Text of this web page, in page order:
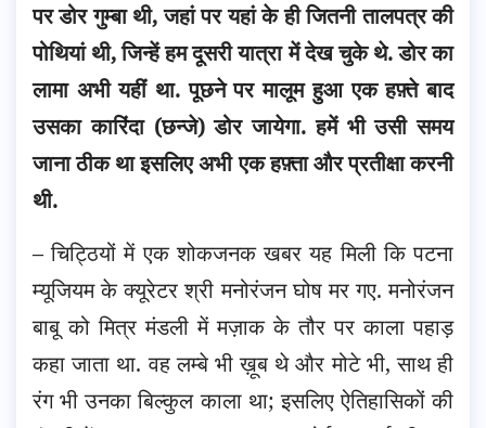
पर डोर गुम्बा थी, जहां पर यहां के ही जितनी तालपत्र की
पोथियां थी, जिन्हें हम दूसरी यात्रा में देख चुके थे. डोर का
लामा अभी यहीं था. पूछने पर मालूम हुआ एक हफ़्ते बाद
उसका कारिंदा (छन्जे) डोर जायेगा. हमें भी उसी समय
जाना ठीक था इसलिए अभी एक हफ़्ता और प्रतीक्षा करनी
थी.
– चिट्ठियों में एक शोकजनक खबर यह मिली कि पटना
म्यूजियम के क्यूरेटर श्री मनोरंजन घोष मर गए. मनोरंजन
बाबू को मित्र मंडली में मज़ाक के तौर पर काला पहाड़
कहा जाता था. वह लम्बे भी ख़ूब थे और मोटे भी, साथ ही
रंग भी उनका बिल्कुल काला था; इसलिए ऐतिहासिकों की